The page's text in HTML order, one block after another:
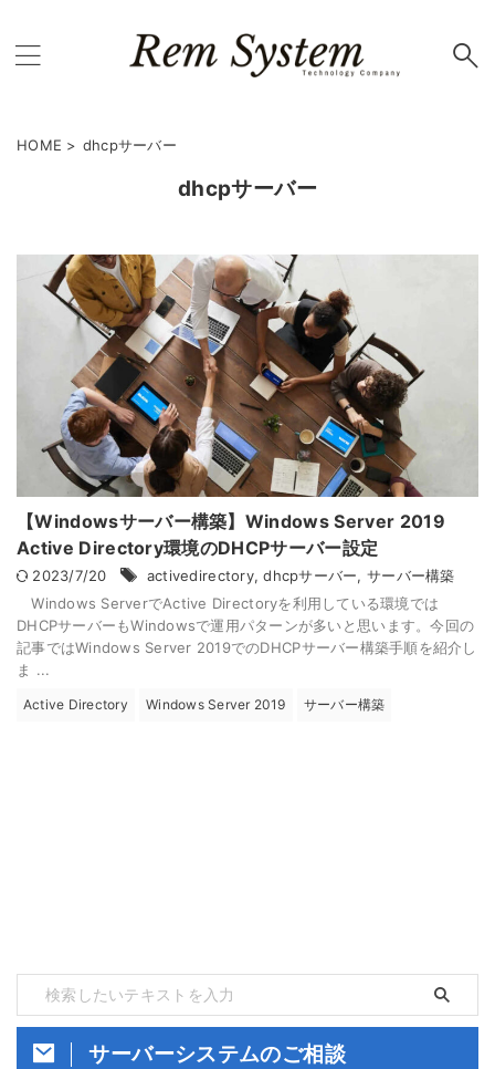
HOME > dhcpサーバー
dhcpサーバー
【Windowsサーバー構築】Windows Server 2019
Active Directory環境のDHCPサーバー設定
2023/7/20 activedirectory,dhcpサーバー, サーバー構築
Windows ServerでActive Directoryを利用している環境では
DHCPサーバーもWindowsで運用パターンが多いと思います。今回の
記事ではWindows Server 2019でのDHCPサーバー構築手順を紹介し
ま ...
Active Directory Windows Server 2019 サーバー構築
サーバーシステムのご相談